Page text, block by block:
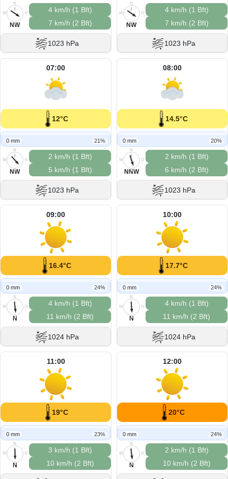
N
O
S
W
NW
4 km/h (1 Bft)
7 km/h (2 Bft)
1023 hPa
N
O
S
W
NW
4 km/h (1 Bft)
7 km/h (2 Bft)
1023 hPa
07:00
12°C
0 mm 21%
N
O
S
W
NW
2 km/h (1 Bft)
5 km/h (1 Bft)
1023 hPa
08:00
14.5°C
0 mm 20%
N
O
S
W
NNW
2 km/h (1 Bft)
6 km/h (2 Bft)
1023 hPa
09:00
16.4°C
0 mm 24%
N
O
S
W
N
4 km/h (1 Bft)
11 km/h (2 Bft)
1024 hPa
10:00
17.7°C
0 mm 24%
N
O
S
W
N
4 km/h (1 Bft)
11 km/h (2 Bft)
1024 hPa
11:00
19°C
0 mm 23%
N
O
S
W
N
3 km/h (1 Bft)
10 km/h (2 Bft)
12:00
20°C
0 mm 24%
N
O
S
W
N
2 km/h (1 Bft)
10 km/h (2 Bft)